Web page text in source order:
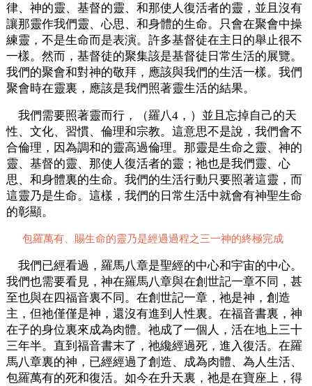
律、神的靈、基督的靈、和那使人復活者的靈，並且沒有
讓那靈作我們靈、心思、和身體的生命。只會在聚會中操
練靈，不是生命而是表演。許多基督徒在主日的舉止很不
一樣。然而，基督徒的聚集該是基督徒日常生活的展覽。
我們的聚會和對神的敬拜，應該與我們的生活一樣。我們
聚會時在靈裏，應該是我們照著靈生活的結果。
我們需要照著靈而行，（羅八4，）並且忘掉自己的天
性、文化、習慣、倫理和宗教。這意思不是說，我們會不
合倫理，因為調和的靈高過倫理。那靈是生命之靈、神的
靈、基督的靈、那使人復活者的靈；祂也是我們靈、心
思、和身體裏的生命。我們的生活行動只要照著這靈，而
這靈乃是生命。這樣，我們的日常生活中就會有神聖生命
的彰顯。
包羅萬有、賜生命的靈乃是經過過程之三一神的終極完成
我們已經看過，羅馬八章是聖經的中心和宇宙的中心。
我們也需要看見，神在羅馬八章與在創世記一章不同，甚
至也與在四福音裏不同。在創世記一章，祂是神，創造
主，但祂僅僅是神，還沒有進到人性裏。在福音書裏，神
在子的身位裏來成為肉體。祂成了一個人，活在地上三十
三年半。直到福音書末了，祂纔經過死，進入復活。在羅
馬八章裏的神，已經經過了創造、成為肉體、為人生活、
包羅萬有的死和復活。如今在升天裏，祂是在寶座上，得